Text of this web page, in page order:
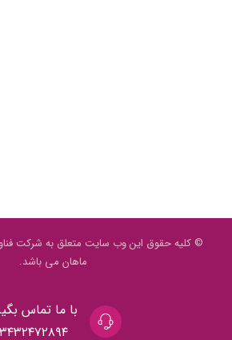
© کلیه حقوق این وب سایت متعلق به شرکت
ماهان می باشد.
با ما تماس